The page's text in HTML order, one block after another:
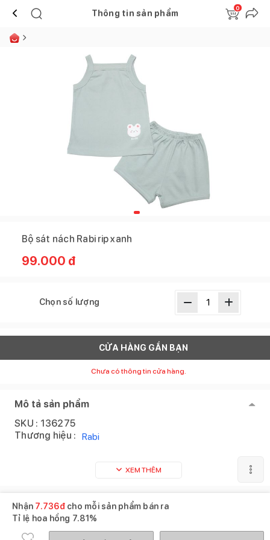
Thông tin sản phẩm
0
Bộ sát nách Rabi rip xanh
99.000 đ
Chọn số lượng
CỬA HÀNG GẦN BẠN
Chưa có thông tin cửa hàng.
Mô tả sản phẩm
SKU : 136275
Thương hiệu : Rabi
XEM THÊM
Nhận 7.736đcho mỗi sản phẩm bán ra
Tỉ lệ hoa hồng 7.81%